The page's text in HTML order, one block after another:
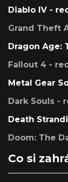
Diablo IV -
Grand Theft
Dragon Age:
Fallout 4 -
Metal Gear
Dark Souls -
Death
Doom: The
Co si